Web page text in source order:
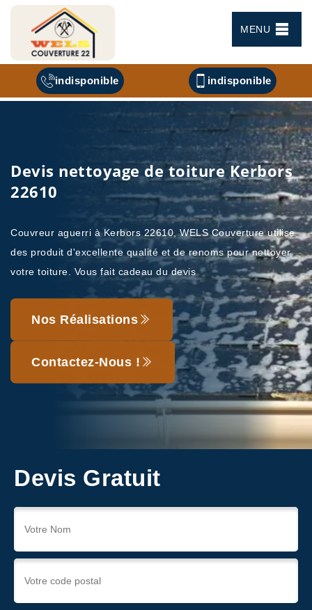
MENU
indisponible indisponible
Devis nettoyage de toiture Kerbors
22610
Couvreur aguerri à Kerbors 22610, WELS Couverture utilise
des produit d'excellente qualité et de renoms pour nettoyer
votre toiture. Vous fait cadeau du devis
Nos Réalisations
Contactez-Nous !
Devis Gratuit